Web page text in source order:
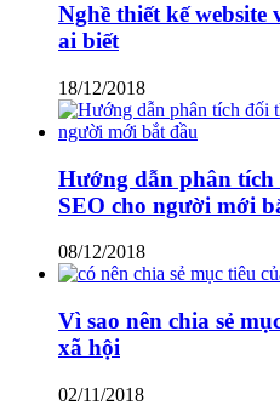
Nghề thiết kế
ai biết
18/12/2018
Hướng dẫn phân
SEO cho người mới
08/12/2018
Vì sao nên chia sẻ
xã hội
02/11/2018